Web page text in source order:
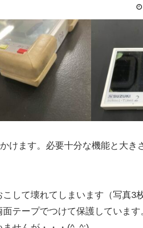
けます。必要十分な機能と大き
して壊れてしまいます（写真3
テープでつけて保護していま